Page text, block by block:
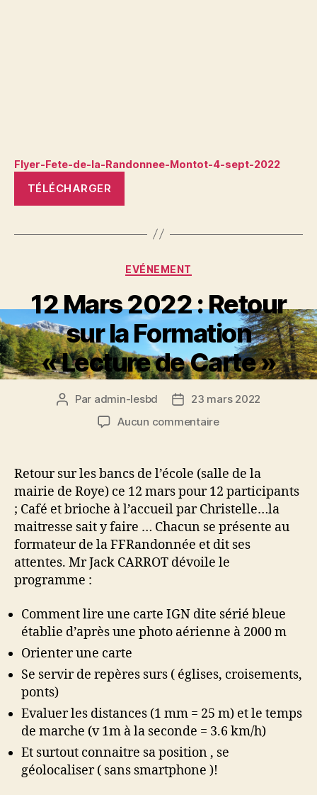
Flyer-Fete-de-la-Randonnee-Montot-4-sept-2022
TÉLÉCHARGER
Catégories
EVÉNEMENT
12 Mars 2022 : Retour
sur la Formation
« Lecture de Carte »
Auteur
Par admin-lesbd
Date23 mars 2022
Aucun commentairesur
2022
:
Retour
sur
la
Formation
« Lecture
Retour sur les bancs de l’école (salle de la
mairie de Roye) ce 12 mars pour 12 participants
; Café et brioche à l’accueil par Christelle…la
maitresse sait y faire … Chacun se présente au
formateur de la FFRandonnée et dit ses
attentes. Mr Jack CARROT dévoile le
programme :
Comment lire une carte IGN dite sérié bleue
établie d’après une photo aérienne à 2000 m
Orienter une carte
Se servir de repères surs ( églises, croisements,
ponts)
Evaluer les distances (1 mm = 25 m) et le temps
de marche (v 1m à la seconde = 3.6 km/h)
Et surtout connaitre sa position , se
géolocaliser ( sans smartphone )!